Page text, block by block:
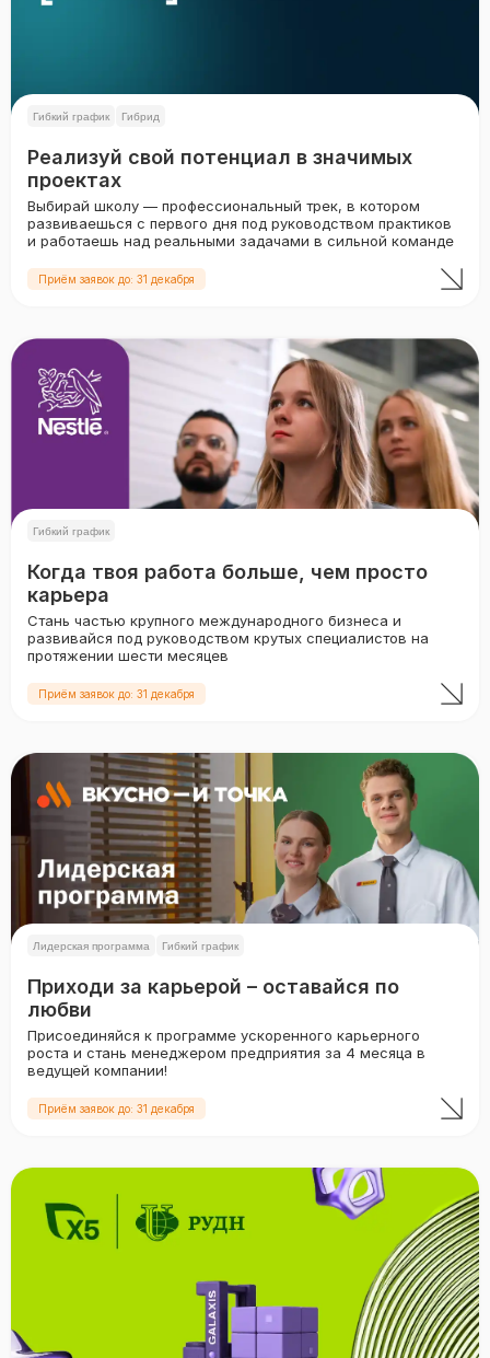
Гибкий график Гибрид
Реализуй свой потенциал в значимых
проектах
Выбирай школу — профессиональный трек, в котором
развиваешься с первого дня под руководством практиков
и работаешь над реальными задачами в сильной команде
Приём заявок до: 31 декабря
Гибкий график
Когда твоя работа больше, чем просто
карьера
Стань частью крупного международного бизнеса и
развивайся под руководством крутых специалистов на
протяжении шести месяцев
Приём заявок до: 31 декабря
Лидерская программа Гибкий график
Приходи за карьерой – оставайся по
любви
Присоединяйся к программе ускоренного карьерного
роста и стань менеджером предприятия за 4 месяца в
ведущей компании!
Приём заявок до: 31 декабря